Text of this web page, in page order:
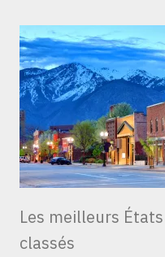
Les meilleurs
classés